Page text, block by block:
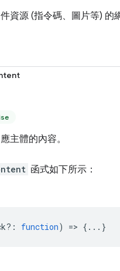
資源 (指令碼、圖片等) 的
主體的內容。
函式如下所示：
: function) => {...}